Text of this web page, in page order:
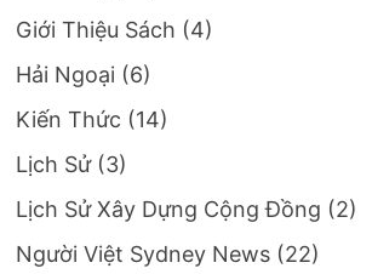
Giới Thiệu Sách (4)
Hải Ngoại (6)
Kiến Thức (14)
Lịch Sử(3)
Lịch Sử Xây Dựng Cộng Đồng (2)
Người Việt Sydney News (22)